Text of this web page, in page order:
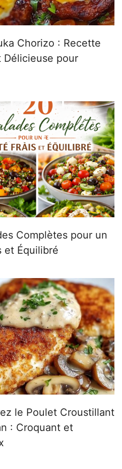
Chorizo : Recette
Délicieuse pour
Complètes pour un
et Équilibré
le Poulet Croustillant
: Croquant et